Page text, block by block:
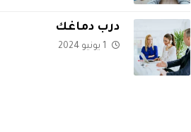
درب دماغك
1 يونيو 2024